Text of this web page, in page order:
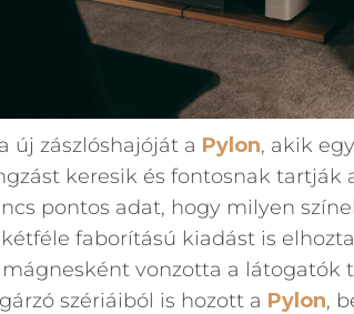
új zászlóshajóját a Pylon, akik
keresik és fontosnak tartják
pontos adat, hogy milyen
faborítású kiadást is
vonzotta a látogatók
szériáiból is hozott a Pylon,